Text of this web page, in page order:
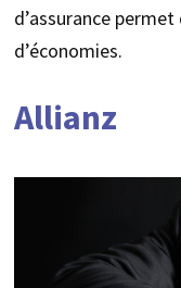
d’assurance
d’économies.
Allianz